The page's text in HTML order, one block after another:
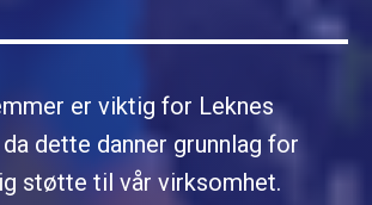
er viktig for Leknes
dette danner grunnlag for
støtte til vår virksomhet.